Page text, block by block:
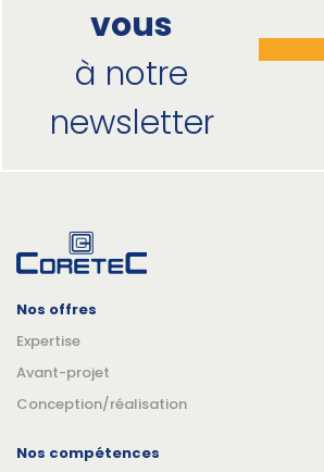
vous
à notre
newsletter
Nos offres
Expertise
Avant-projet
Conception/réalisation
Nos compétences